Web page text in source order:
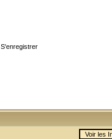
S'enregistrer